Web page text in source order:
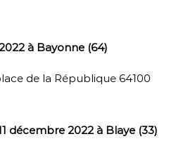
à Bayonne (64)
de la République 64100
décembre 2022 à Blaye (33)